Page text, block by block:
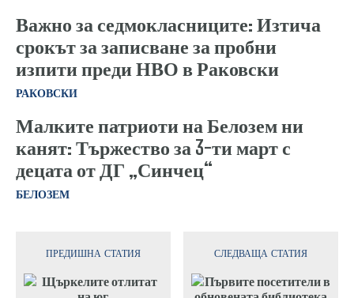
Важно за седмокласниците: Изтича
срокът за записване за пробни
изпити преди НВО в Раковски
РАКОВСКИ
Малките патриоти на Белозем ни
канят: Тържество за 3-ти март с
децата от ДГ „Синчец“
БЕЛОЗЕМ
ПРЕДИШНА СТАТИЯ СЛЕДВАЩА СТАТИЯ